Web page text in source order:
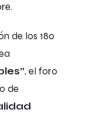
de los 180
, el foro
de